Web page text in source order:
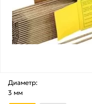
Диаметр:
3 мм